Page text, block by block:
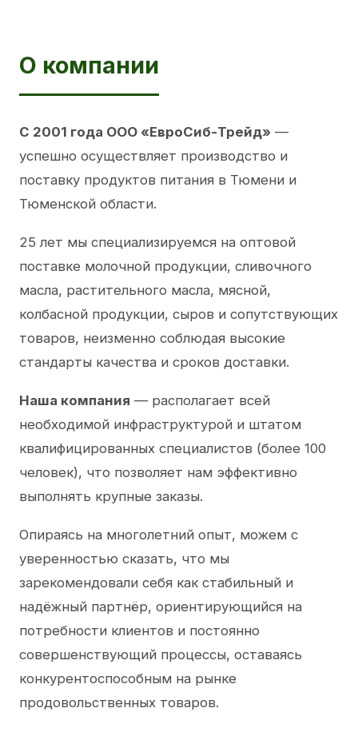
О компании
С 2001 года ООО «ЕвроСиб-Трейд» —
успешно осуществляет производство и
поставку продуктов питания в Тюмени и
Тюменской области.
25 лет мы специализируемся на оптовой
поставке молочной продукции, сливочного
масла, растительного масла, мясной,
колбасной продукции, сыров и сопутствующих
товаров, неизменно соблюдая высокие
стандарты качества и сроков доставки.
Наша компания — располагает всей
необходимой инфраструктурой и штатом
квалифицированных специалистов (более 100
человек), что позволяет нам эффективно
выполнять крупные заказы.
Опираясь на многолетний опыт, можем с
уверенностью сказать, что мы
зарекомендовали себя как стабильный и
надёжный партнёр, ориентирующийся на
потребности клиентов и постоянно
совершенствующий процессы, оставаясь
конкурентоспособным на рынке
продовольственных товаров.